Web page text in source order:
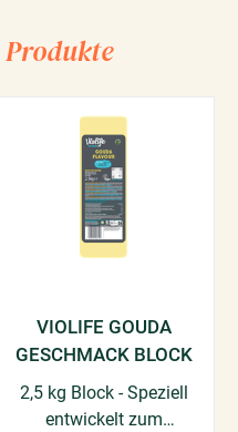
Produkte
VIOLIFE GOUDA
GESCHMACK BLOCK
2,5 kg Block - Speziell
entwickelt zum